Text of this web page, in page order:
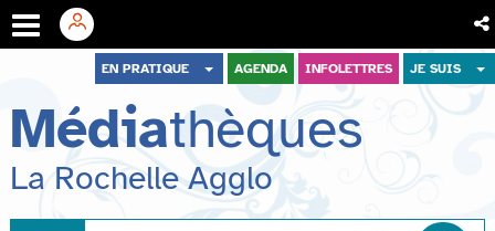
menu
contenu
recherche
EN PRATIQUE AGENDA INFOLETTRES JE SUIS
Médiathèques
La Rochelle Agglo